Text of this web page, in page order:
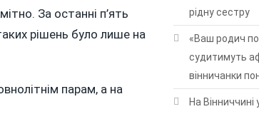
За останні п’ять
рішень було лише на
парам, а на
рідну сестру
«Ваш родич
судитимуть
вінничанки
На